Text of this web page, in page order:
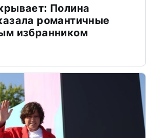
Полина
романтичные
избранником